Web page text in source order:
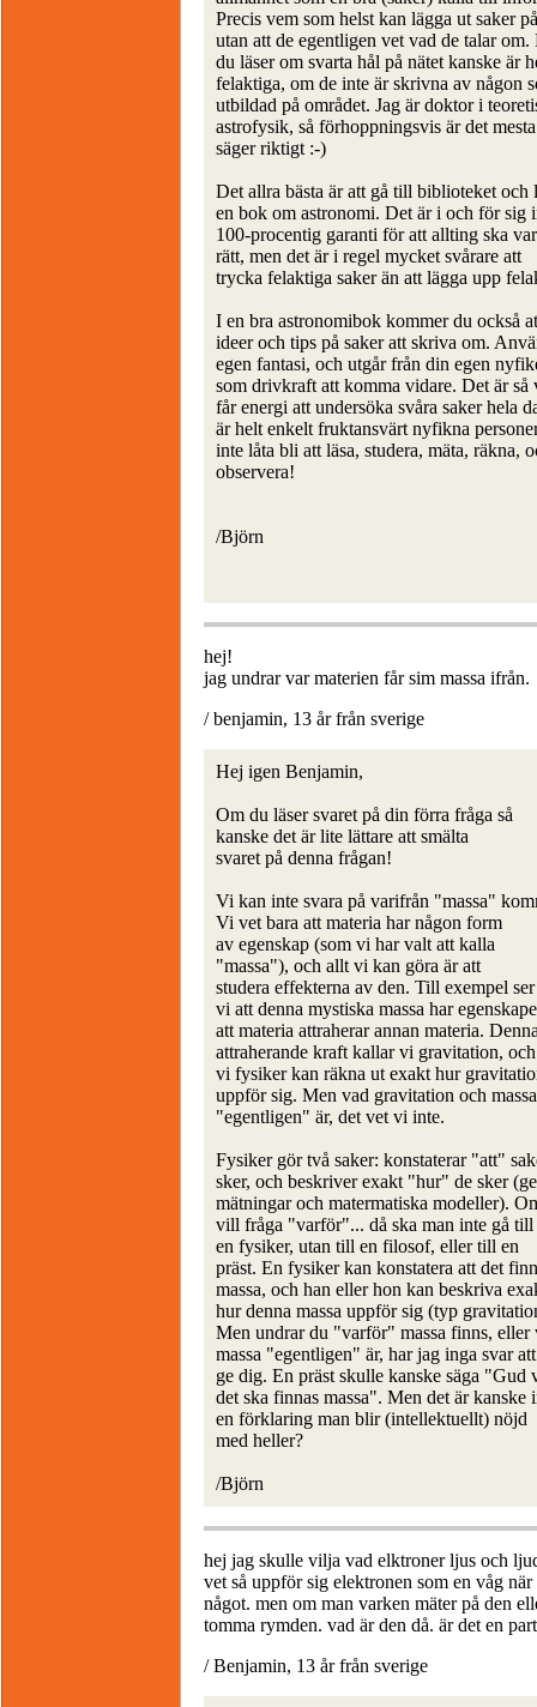
Precis vem som helst kan lägga ut saker
utan att de egentligen vet vad de talar om.
du läser om svarta hål på nätet kanske är
felaktiga, om de inte är skrivna av någon
utbildad på området. Jag är doktor i
astrofysik, så förhoppningsvis är det
säger riktigt :-)
Det allra bästa är att gå till biblioteket och
en bok om astronomi. Det är i och för sig
100-procentig garanti för att allting ska
rätt, men det är i regel mycket svårare att
trycka felaktiga saker än att lägga upp
I en bra astronomibok kommer du också
ideer och tips på saker att skriva om.
egen fantasi, och utgår från din egen
som drivkraft att komma vidare. Det är så
får energi att undersöka svåra saker hela
är helt enkelt fruktansvärt nyfikna
inte låta bli att läsa, studera, mäta, räkna,
observera!
/Björn
hej!
jag undrar var materien får sim massa ifrån.
/ benjamin, 13 år från sverige
Hej igen Benjamin,
Om du läser svaret på din förra fråga så
kanske det är lite lättare att smälta
svaret på denna frågan!
Vi kan inte svara på varifrån "massa"
Vi vet bara att materia har någon form
av egenskap (som vi har valt att kalla
"massa"), och allt vi kan göra är att
studera effekterna av den. Till exempel ser
vi att denna mystiska massa har
att materia attraherar annan materia.
attraherande kraft kallar vi gravitation, och
vi fysiker kan räkna ut exakt hur
uppför sig. Men vad gravitation och massa
"egentligen" är, det vet vi inte.
Fysiker gör två saker: konstaterar "att"
sker, och beskriver exakt "hur" de sker
mätningar och matermatiska modeller).
vill fråga "varför"... då ska man inte gå till
en fysiker, utan till en filosof, eller till en
präst. En fysiker kan konstatera att det
massa, och han eller hon kan beskriva
hur denna massa uppför sig (typ
Men undrar du "varför" massa finns, eller
massa "egentligen" är, har jag inga svar att
ge dig. En präst skulle kanske säga "Gud
det ska finnas massa". Men det är kanske
en förklaring man blir (intellektuellt) nöjd
med heller?
/Björn
hej jag skulle vilja vad elktroner ljus och
vet så uppför sig elektronen som en våg
något. men om man varken mäter på den
tomma rymden. vad är den då. är det en
/ Benjamin, 13 år från sverige